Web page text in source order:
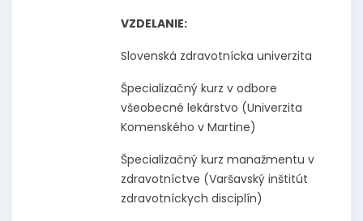
VZDELANIE:
Slovenská zdravotnícka univerzita
Špecializačný kurz v odbore
všeobecné lekárstvo (Univerzita
Komenského v Martine)
Špecializačný kurz manažmentu v
zdravotníctve (Varšavský inštitút
zdravotníckych disciplín)